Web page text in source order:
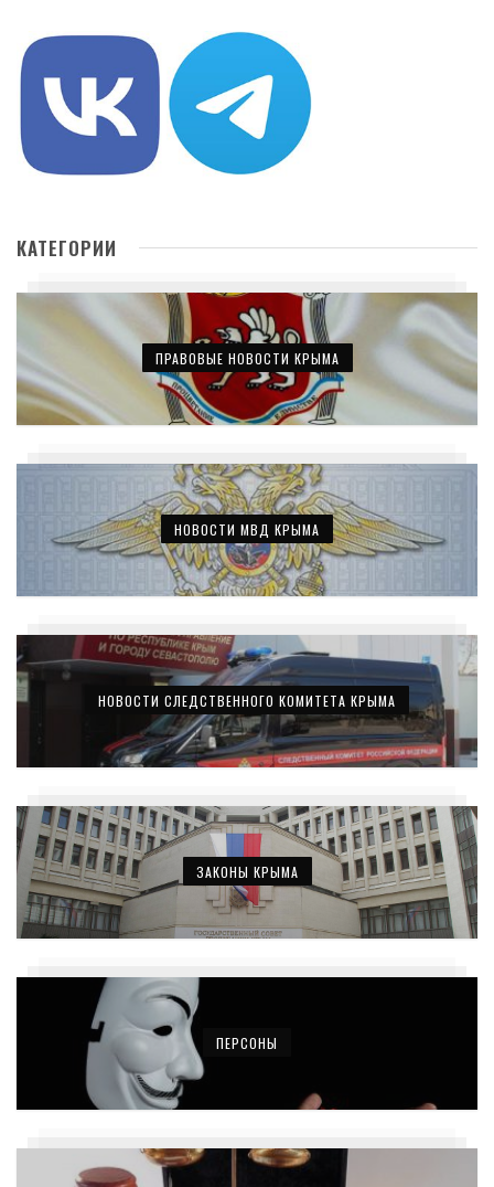
КАТЕГОРИИ
ПРАВОВЫЕ НОВОСТИ КРЫМА
НОВОСТИ МВД КРЫМА
НОВОСТИ СЛЕДСТВЕННОГО КОМИТЕТА КРЫМА
ЗАКОНЫ КРЫМА
ПЕРСОНЫ